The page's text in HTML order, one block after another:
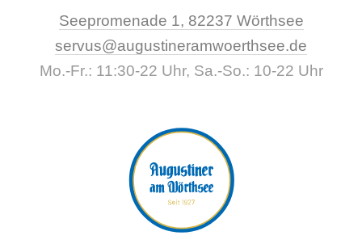
Seepromenade 1, 82237 WörthseeNew
servus@augustineramwoerthsee.de
Mo.-Fr.: 11:30-22 Uhr, Sa.-So.: 10-22 Uhr